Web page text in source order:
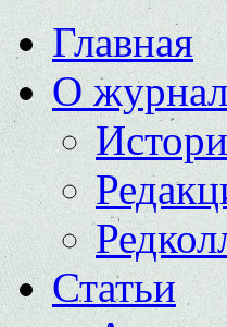
Главная
О
Статьи